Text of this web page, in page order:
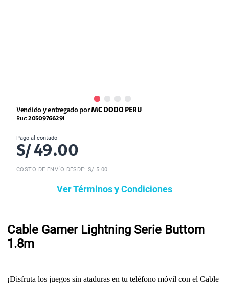
Vendido y entregado porMC DODO PERU
Ruc:20509766291
Pago al contado
S/ 49.00
COSTO DE ENVÍO DESDE: S/ 5.00
Ver Términos y Condiciones
Cable Gamer Lightning Serie Buttom
1.8m
¡Disfruta los juegos sin ataduras en tu teléfono móvil con el Cable